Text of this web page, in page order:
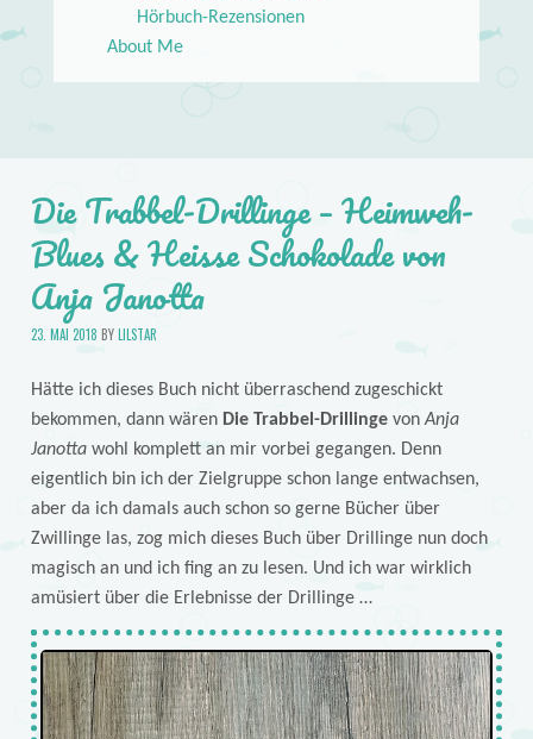
Hörbuch-Rezensionen
About Me
Die Trabbel-Drillinge – Heimweh-
Blues & Heisse Schokolade von
Anja Janotta
23. MAI 2018 BYLILSTAR
Hätte ich dieses Buch nicht überraschend zugeschickt
bekommen, dann wären Die Trabbel-DrillingevonAnja
Janottawohl komplett an mir vorbei gegangen. Denn
eigentlich bin ich der Zielgruppe schon lange entwachsen,
aber da ich damals auch schon so gerne Bücher über
Zwillinge las, zog mich dieses Buch über Drillinge nun doch
magisch an und ich fing an zu lesen. Und ich war wirklich
amüsiert über die Erlebnisse der Drillinge …